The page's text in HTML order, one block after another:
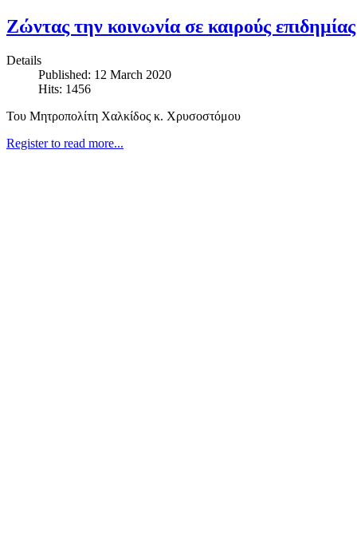
Ζώντας την κοινωνία σε καιρούς επιδημίας
Details
Published: 12 March 2020
Hits: 1456
Του Μητροπολίτη Χαλκίδος κ. Χρυσοστόμου
Register to read more...